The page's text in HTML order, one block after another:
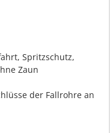
Spritzschutz,
Zaun
der Fallrohre an